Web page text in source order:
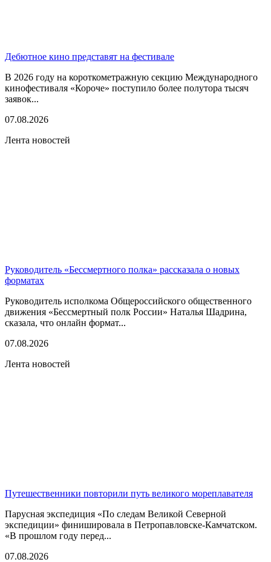
Дебютное кино представят на фестивале
В 2026 году на короткометражную секцию Международного
кинофестиваля «Короче» поступило более полутора тысяч
заявок...
07.08.2026
Лента новостей
Руководитель «Бессмертного полка» рассказала о новых
форматах
Руководитель исполкома Общероссийского общественного
движения «Бессмертный полк России» Наталья Шадрина,
сказала, что онлайн формат...
07.08.2026
Лента новостей
Путешественники повторили путь великого мореплавателя
Парусная экспедиция «По следам Великой Северной
экспедиции» финишировала в Петропавловске-Камчатском.
«В прошлом году перед...
07.08.2026